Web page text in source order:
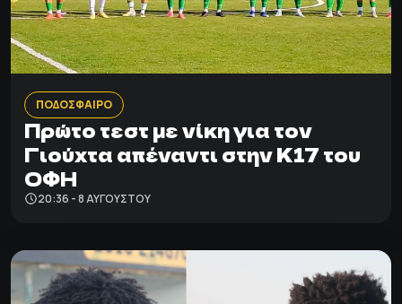
ΠΟΔΟΣΦΑΙΡΟ
Πρώτο τεστ με νίκη για τον
Γιούχτα απέναντι στην Κ17 του
ΟΦΗ
20:36 - 8 ΑΥΓΟΎΣΤΟΥ